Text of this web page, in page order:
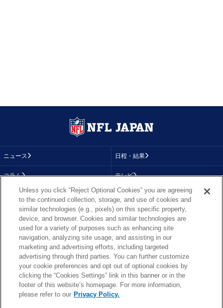
ニュース 日程・結果
コラム テレビ
画像
順位表
About NFL
More NFL 特集
TOP お問い合わせ FAQ
Unless you click “Reject Optional Cookies” you are agreeing
to the continued collection, storage, and use of cookies and
similar technologies (e.g., pixels) on this specific property,
device, and browser. Cookies and similar technologies are
used for a variety of purposes such as enhancing site
navigation, analyzing site usage, and assisting in our
marketing and advertising efforts, including targeted
advertising through third parties. You can further customize
your cookie preferences and opt out of optional cookies by
clicking the “Cookies Settings” link in this banner or in the
footer of this website’s homepage. For more information,
please refer to our Privacy Policy.